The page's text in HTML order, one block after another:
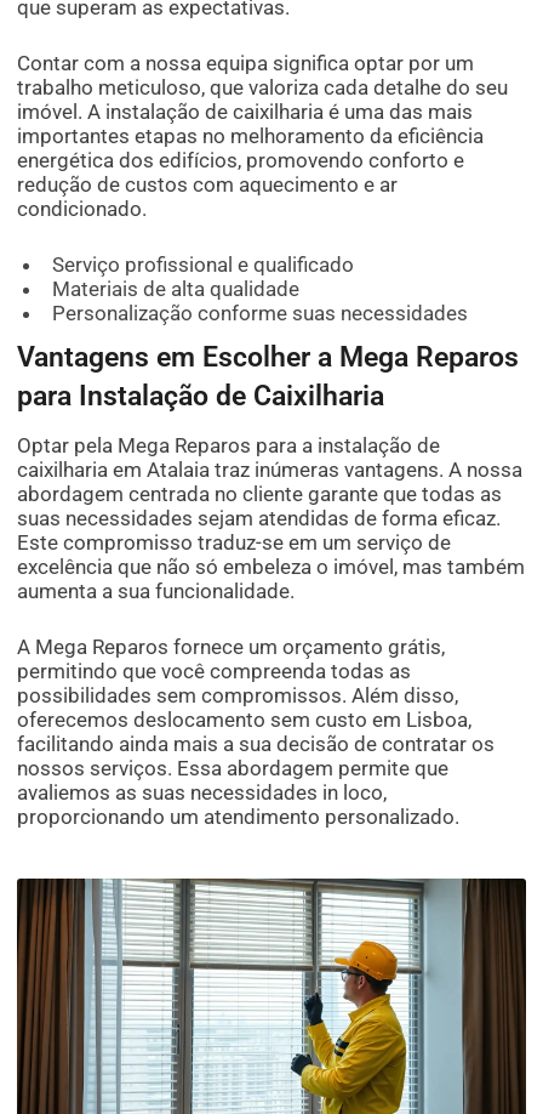
que superam as expectativas.
Contar com a nossa equipa significa optar por um
trabalho meticuloso, que valoriza cada detalhe do seu
imóvel. A instalação de caixilharia é uma das mais
importantes etapas no melhoramento da eficiência
energética dos edifícios, promovendo conforto e
redução de custos com aquecimento e ar
condicionado.
Serviço profissional e qualificado
Materiais de alta qualidade
Personalização conforme suas necessidades
Vantagens em Escolher a Mega Reparos
para Instalação de Caixilharia
Optar pela Mega Reparos para a instalação de
caixilharia em Atalaia traz inúmeras vantagens. A nossa
abordagem centrada no cliente garante que todas as
suas necessidades sejam atendidas de forma eficaz.
Este compromisso traduz-se em um serviço de
excelência que não só embeleza o imóvel, mas também
aumenta a sua funcionalidade.
A Mega Reparos fornece um orçamento grátis,
permitindo que você compreenda todas as
possibilidades sem compromissos. Além disso,
oferecemos deslocamento sem custo em Lisboa,
facilitando ainda mais a sua decisão de contratar os
nossos serviços. Essa abordagem permite que
avaliemos as suas necessidades in loco,
proporcionando um atendimento personalizado.